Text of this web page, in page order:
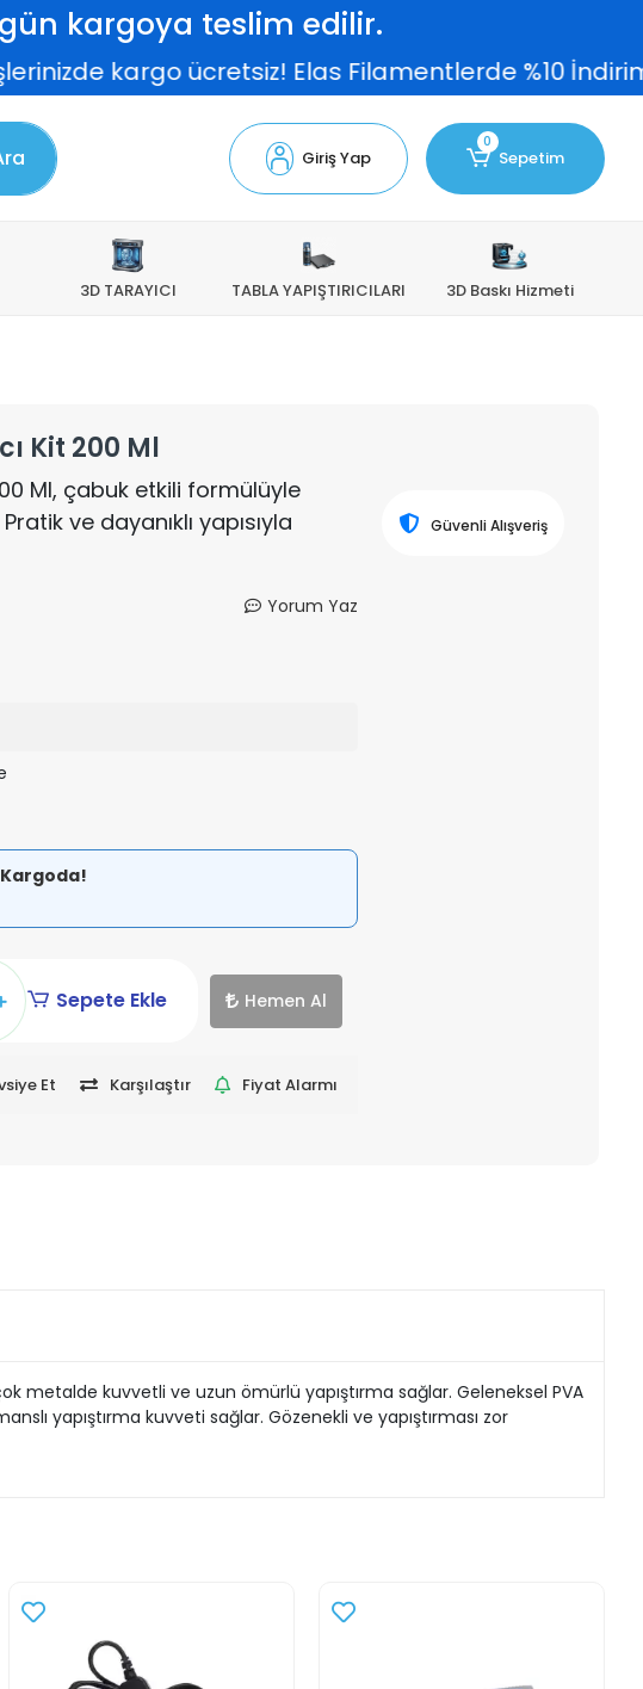
kargoya teslim edilir.
kargo ücretsiz! Elas Filamentlerde %10 İndirim
Giriş Yap
0
Sepetim
3D TARAYICI TABLA YAPIŞTIRICILARI 3D Baskı Hizmeti
Kit 200 Ml
200 Ml, çabuk etkili formülüyle
ve dayanıklı yapısıyla
Yorum Yaz
Sepete Ekle Hemen Al
Et Karşılaştır
Fiyat Alarmı
Güvenli Alışveriş
metalde kuvvetli ve uzun ömürlü yapıştırma sağlar. Geleneksel PVA
yapıştırma kuvveti sağlar. Gözenekli ve yapıştırması zor